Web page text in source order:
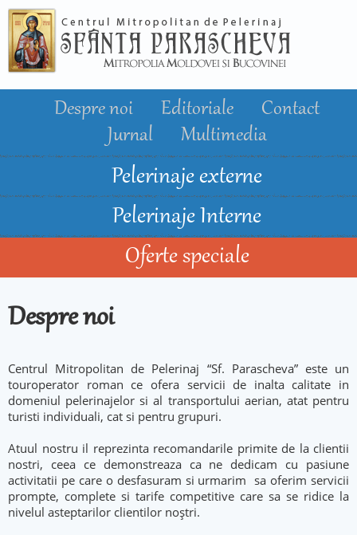
conţinutul
principal
Despre noi Editoriale
Contact
Jurnal
Multimedia
Pelerinaje externe
Pelerinaje Interne
Oferte speciale
Despre noi
Centrul Mitropolitan de Pelerinaj “Sf. Parascheva” este un
touroperator roman ce ofera servicii de inalta calitate in
domeniul pelerinajelor si al transportului aerian, atat pentru
turisti individuali, cat si pentru grupuri.
Atuul nostru il reprezinta recomandarile primite de la clientii
nostri, ceea ce demonstreaza ca ne dedicam cu pasiune
activitatii pe care o desfasuram si urmarim sa oferim servicii
prompte, complete si tarife competitive care sa se ridice la
nivelul asteptarilor clientilor noștri.